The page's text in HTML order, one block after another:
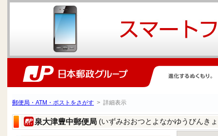
郵便局・ATM・ポストをさがす > 詳細表示
泉大津豊中郵便局 (いずみおおつとよなかゆうびんき